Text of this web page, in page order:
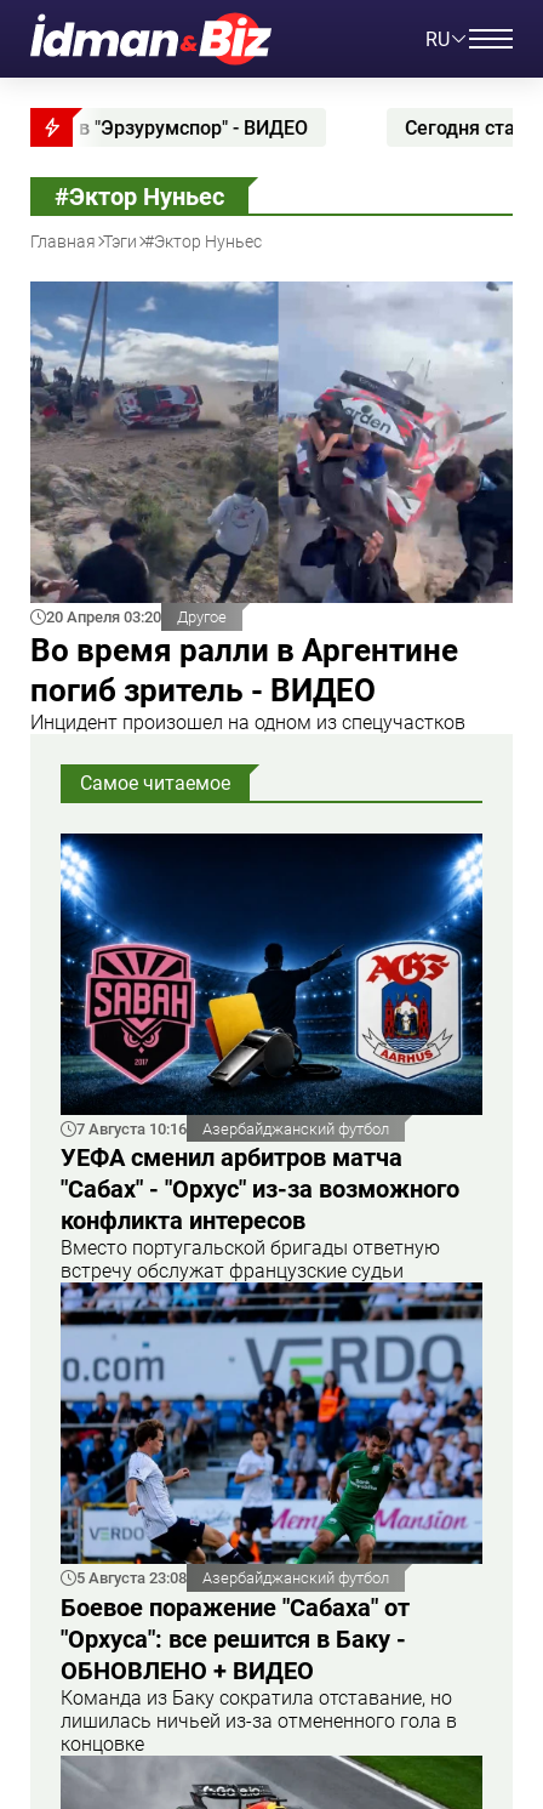
RU
в "Эрзурумспор" - ВИДЕО Сегодня стартует
#Эктор Нуньес
Главная Тэги #Эктор Нуньес
20 Апреля 03:20 Другое
Во время ралли в Аргентине
погиб зритель - ВИДЕО
Инцидент произошел на одном из спецучастков
Самое читаемое
7 Августа 10:16 Азербайджанский футбол
УЕФА сменил арбитров матча
"Сабах" - "Орхус" из-за возможного
конфликта интересов
Вместо португальской бригады ответную
встречу обслужат французские судьи
5 Августа 23:08 Азербайджанский футбол
Боевое поражение "Сабаха" от
"Орхуса": все решится в Баку -
ОБНОВЛЕНО + ВИДЕО
Команда из Баку сократила отставание, но
лишилась ничьей из-за отмененного гола в
концовке